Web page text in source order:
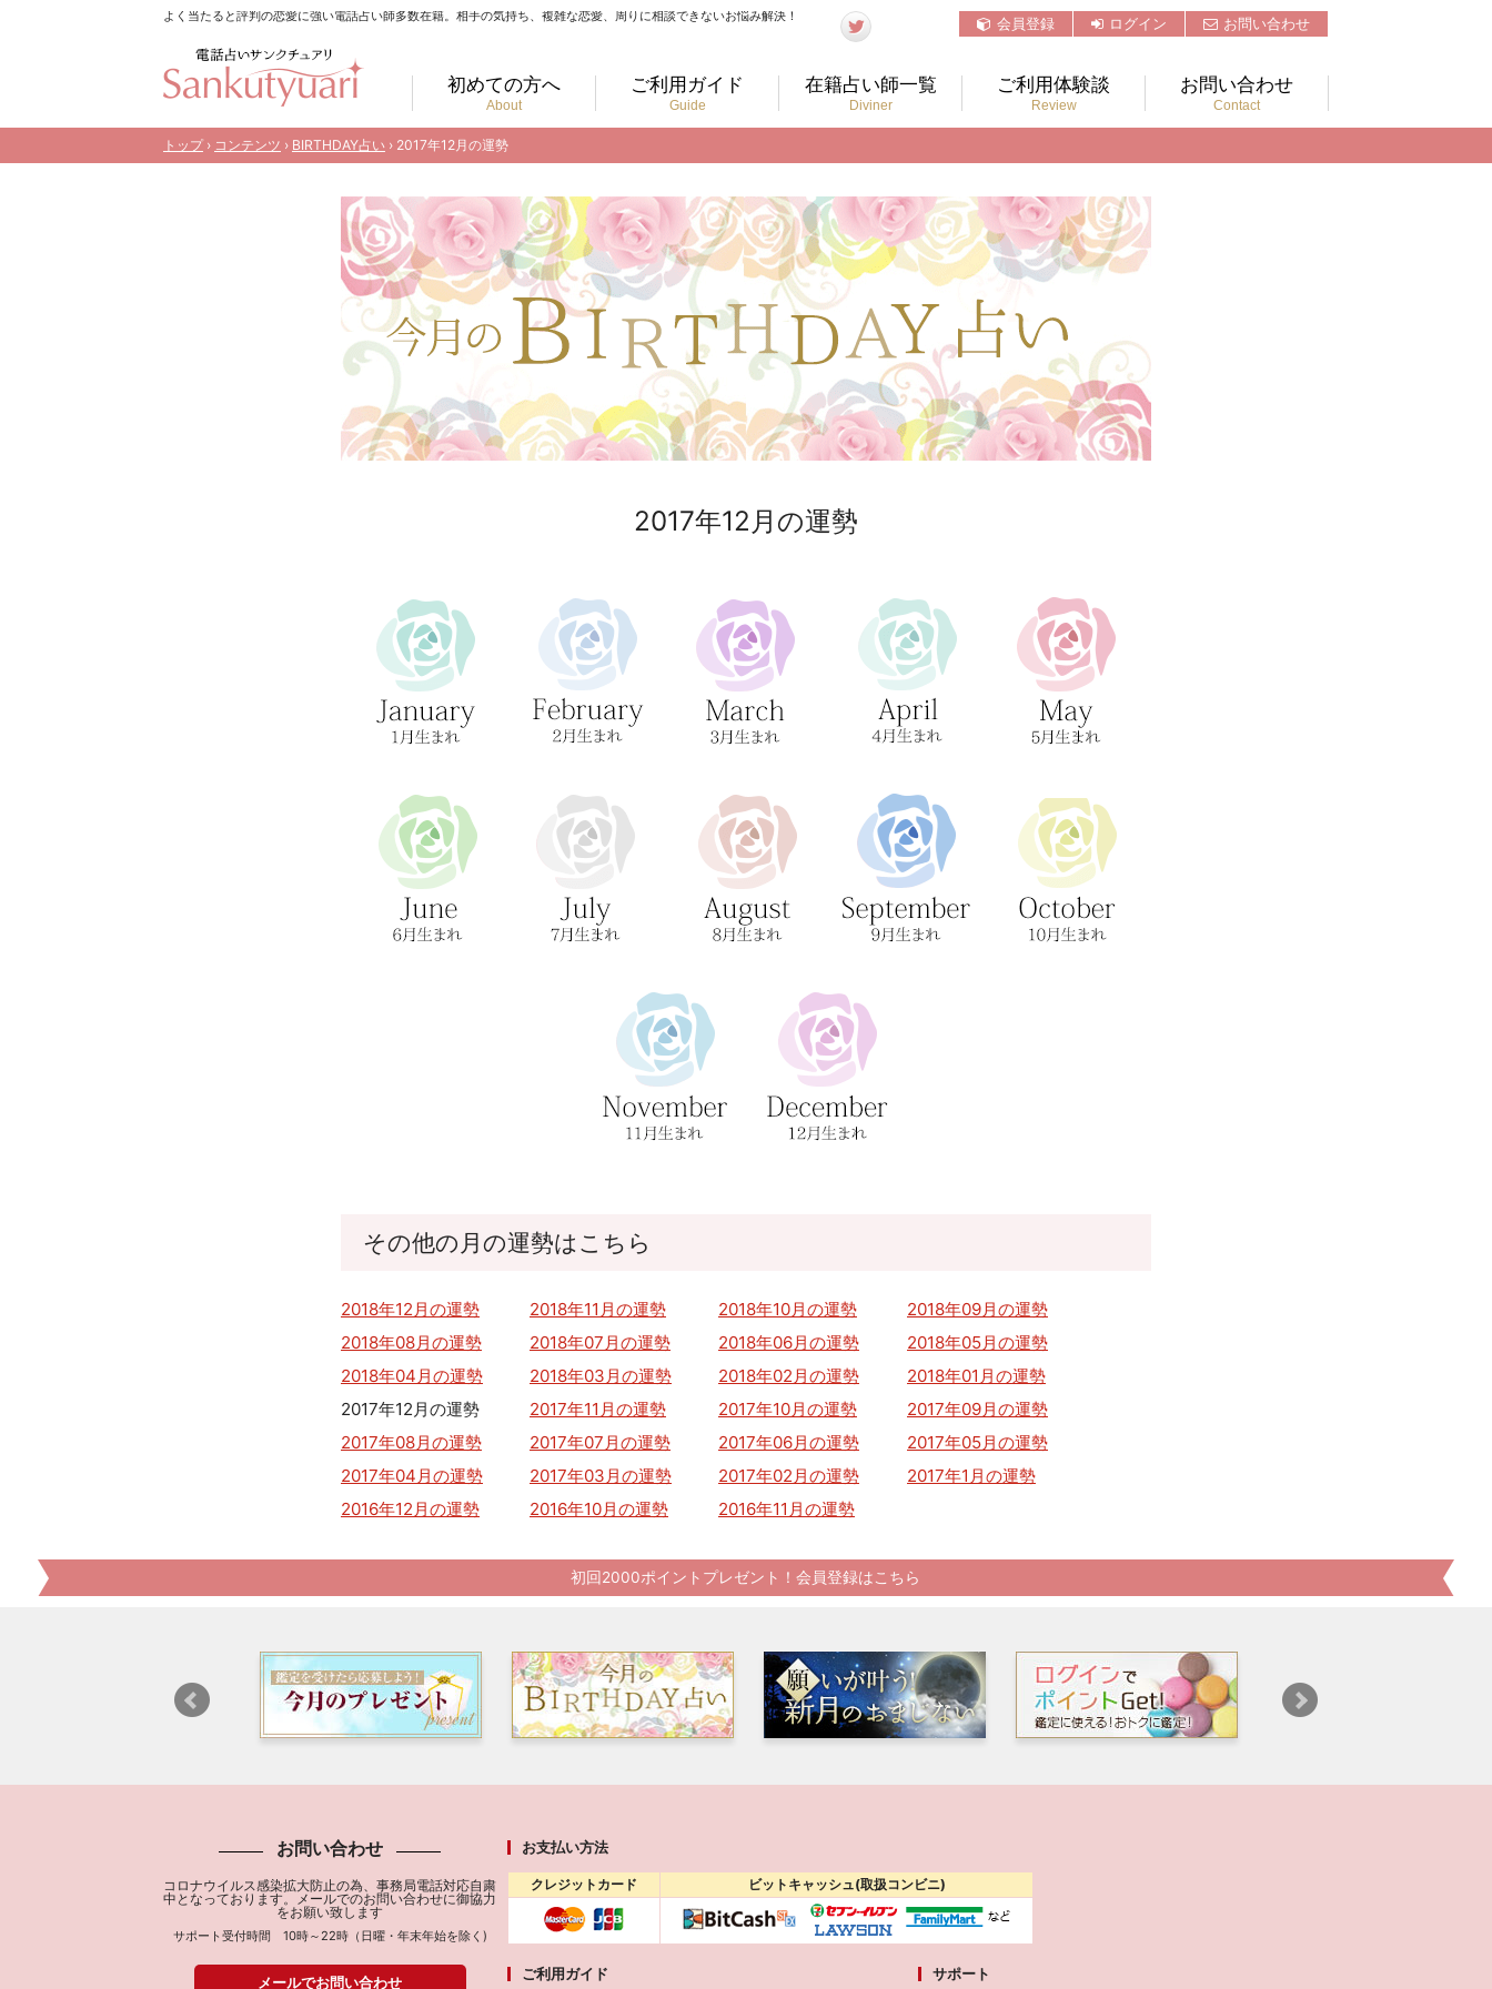
よく当たると評判の恋愛に強い電話占い師多数在籍。相手の気持ち、複雑な恋愛、周りに相談できないお悩み解決！ 会員登録 ログイン お問い合わせ
初めての方へ
About
ご利用ガイド
Guide
在籍占い師一覧
Diviner
ご利用体験談
Review
お問い合わせ
Contact
トップ› コンテンツ › BIRTHDAY占い › 2017年12月の運勢
2017年12月の運勢
その他の月の運勢はこちら
2018年12月の運勢 2018年11月の運勢 2018年10月の運勢
2018年09月の運勢
2018年08月の運勢
2018年07月の運勢 2018年06月の運勢
2018年05月の運勢
2018年04月の運勢
2018年03月の運勢 2018年02月の運勢
2018年01月の運勢
2017年12月の運勢
2017年11月の運勢 2017年10月の運勢
2017年09月の運勢
2017年08月の運勢
2017年07月の運勢 2017年06月の運勢
2017年05月の運勢
2017年04月の運勢
2017年03月の運勢 2017年02月の運勢
2017年1月の運勢
2016年12月の運勢
2016年10月の運勢 2016年11月の運勢
初回2000ポイントプレゼント！会員登録はこちら
お問い合わせ
コロナウイルス感染拡大防止の為、事務局電話対応自粛
中となっております。メールでのお問い合わせに御協力
をお願い致します
サポート受付時間 10時～22時（日曜・年末年始を除く)
メールでお問い合わせ
お支払い方法
クレジットカード ビットキャッシュ(取扱コンビニ)
ご利用ガイド サポート